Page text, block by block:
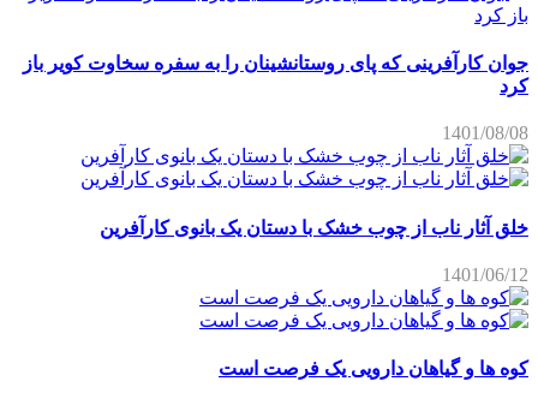
جوان کارآفرینی که پای روستانشینان را به سفره سخاوت کویر باز
کرد
1401/08/08
خلق آثار ناب از چوب خشک با دستان یک بانوی کارآفرین
1401/06/12
کوه ها و گیاهان دارویی یک فرصت است